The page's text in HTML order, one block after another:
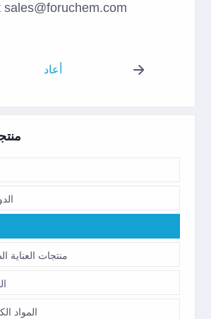
sales@foruchem.com
أعاد
منتجات العناية
المواد